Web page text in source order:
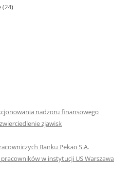
(24)
nadzoru finansowego
zjawisk
Banku Pekao S.A.
w instytucji US Warszawa